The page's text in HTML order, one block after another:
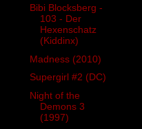
Bibi Blocksberg -
103 - Der
Hexenschatz
(Kiddinx)
Madness (2010)
Supergirl #2 (DC)
Night of the
Demons 3
(1997)